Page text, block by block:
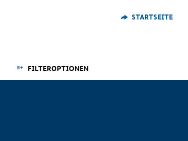
STARTSEITE
FILTEROPTIONEN